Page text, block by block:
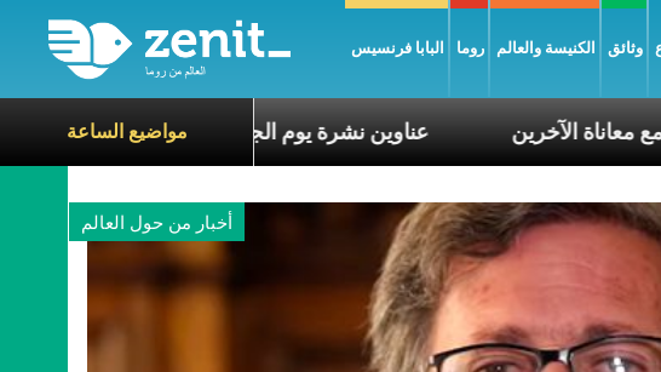
البابا فرنسيس روما الكنيسة والعالم وثائق
مواضيع الساعة
عناوين نشرة يوم الجمعة 7 آب 2026: السلام يُبنى بصبر يومًا بعد يوم بالتعاطف مع معاناة الآخرين
أخبار من حول العالم